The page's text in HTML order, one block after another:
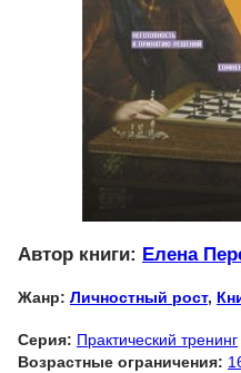
Автор книги: Елена
Жанр: Личностный рост,
Серия: Практический тренинг
Возрастные ограничения: